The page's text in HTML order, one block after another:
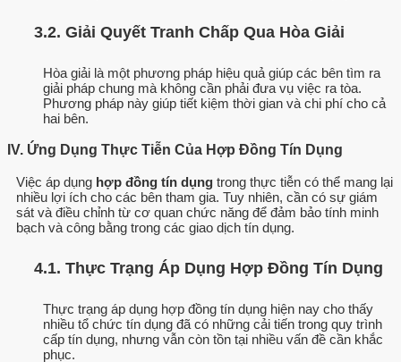
3.2. Giải Quyết Tranh Chấp Qua Hòa Giải
Hòa giải là một phương pháp hiệu quả giúp các bên tìm ra
giải pháp chung mà không cần phải đưa vụ việc ra tòa.
Phương pháp này giúp tiết kiệm thời gian và chi phí cho cả
hai bên.
IV. Ứng Dụng Thực Tiễn Của Hợp Đồng Tín Dụng
Việc áp dụng hợp đồng tín dụng trong thực tiễn có thể mang lại
nhiều lợi ích cho các bên tham gia. Tuy nhiên, cần có sự giám
sát và điều chỉnh từ cơ quan chức năng để đảm bảo tính minh
bạch và công bằng trong các giao dịch tín dụng.
4.1. Thực Trạng Áp Dụng Hợp Đồng Tín Dụng
Thực trạng áp dụng hợp đồng tín dụng hiện nay cho thấy
nhiều tổ chức tín dụng đã có những cải tiến trong quy trình
cấp tín dụng, nhưng vẫn còn tồn tại nhiều vấn đề cần khắc
phục.